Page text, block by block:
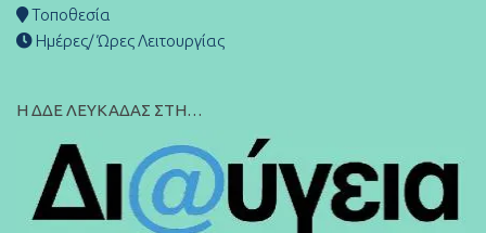
Τοποθεσία
Ημέρες/ Ώρες Λειτουργίας
Η ΔΔΕ ΛΕΥΚΑΔΑΣ ΣΤΗ…